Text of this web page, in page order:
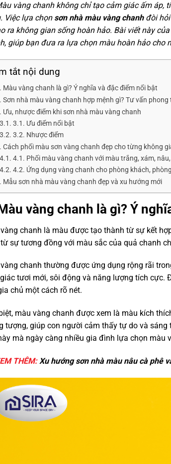
vàng chanh không chỉ tạo cảm giác ấm áp,
Việc lựa chọn sơn nhà màu vàng chanh đòi
ra không gian sống hoàn hảo. Bài viết này của
giúp bạn đưa ra lựa chọn màu hoàn hảo cho
tắt nội dung
Màu vàng chanh là gì? Ý nghĩa và đặc điểm nổi bật
Sơn nhà màu vàng chanh hợp mệnh gì? Tư vấn phong
Ưu, nhược điểm khi sơn nhà màu vàng chanh
3.1. Ưu điểm nổi bật
3.2. Nhược điểm
Cách phối màu sơn vàng chanh đẹp cho từng không
4.1. Phối màu vàng chanh với màu trắng, xám,
4.2. Ứng dụng vàng chanh cho phòng khách,
Mẫu sơn nhà màu vàng chanh đẹp và xu hướng mới
vàng chanh là gì? Ý
chanh là màu được tạo thành từ sự kết
sự tương đồng với màu sắc của quả chanh
chanh thường được ứng dụng rộng rãi
tươi mới, sôi động và năng lượng tích cực.
chủ một cách rõ nét.
màu vàng chanh được xem là màu kích
tượng, giúp con người cảm thấy tự do và
mà ngày càng nhiều gia đình lựa chọn màu
THÊM:Xu hướngsơn nhà màu nâu cà phê